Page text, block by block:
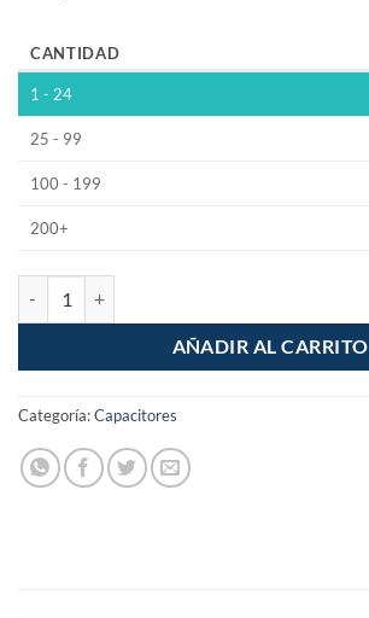
CANTIDAD
1 - 24
25 - 99
100 - 199
200+
AÑADIR AL CARRITO
Categoría:Capacitores